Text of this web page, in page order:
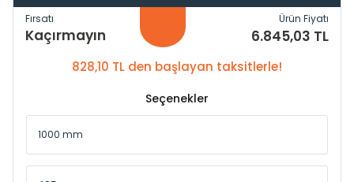
Fırsatı
Kaçırmayın
Ürün Fiyatı
6.845,03 TL
828,10 TL den başlayan taksitlerle!
Seçenekler